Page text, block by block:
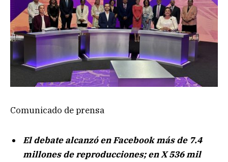
Comunicado de prensa
El debate alcanzó en Facebook más de 7.4
millones de reproducciones; en X 536 mil